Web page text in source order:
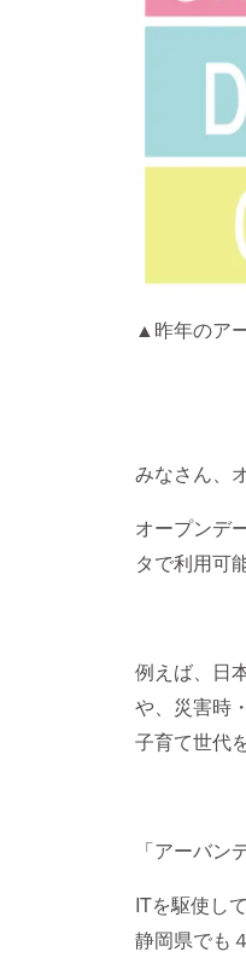
▲昨年のア
みなさん、
オープンデ
タで利用可
例えば、日
や、災害時
子育て世代
「アーバ
ITを駆使し
静岡県でも